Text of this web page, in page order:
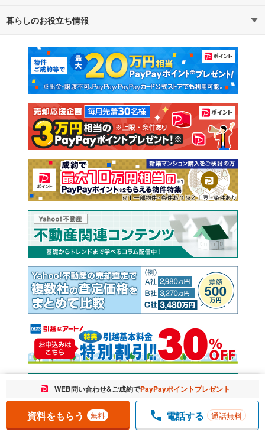
お気に入りに追加しました。 一覧を開く
WEB問い合わせ&ご成約でPayPayポイントプレゼント
資料をもらう 無料 電話する 通話無料
通勤・通学時間から探す
不動産・住宅
新築マンション 中古マンション
新築一戸建て 中古一戸建て
注文住宅 土地
売却査定
暮らしのお役立ち情報
マンションカタログ 教えて！住まいの先生